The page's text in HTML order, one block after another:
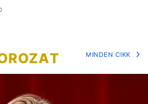
MINDEN CIKK